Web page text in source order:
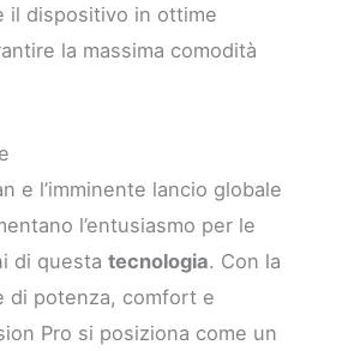
il dispositivo in ottime
la massima comodità
e l’imminente lancio globale
l’entusiasmo per le
di questatecnologia. Con la
di potenza, comfort e
Pro si posiziona come un